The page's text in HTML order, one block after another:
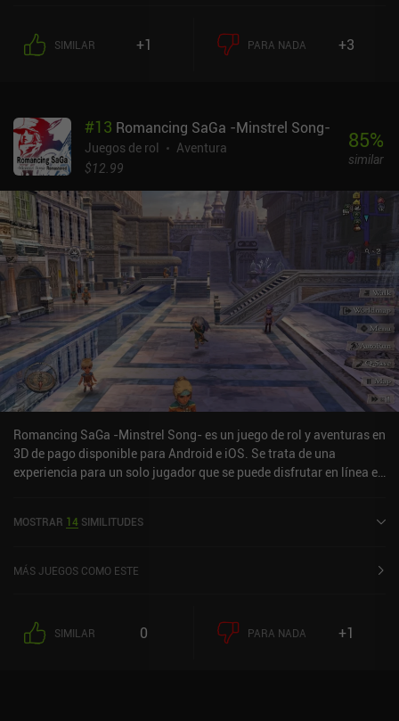
SIMILAR +1 PARA NADA +3
#13 Romancing SaGa -Minstrel Song-
Juegos de rol
Aventura
$12.99
85%
similar
Romancing SaGa -Minstrel Song- es un juego de rol y aventuras en
3D de pago disponible para Android e iOS. Se trata de una
experiencia para un solo jugador que se puede disfrutar en línea en
valoración de 4,4 sobre 5,0 en Google Play y de 4,6 sobre 5,0 en la
MOSTRAR 14 SIMILITUDES
MÁS JUEGOS COMO ESTE
SIMILAR 0 PARA NADA +1